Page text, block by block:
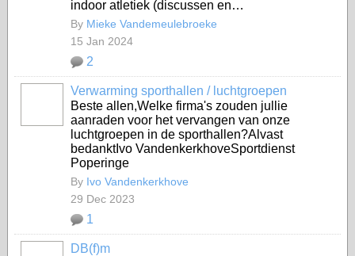
indoor atletiek (discussen en…
By Mieke Vandemeulebroeke
15 Jan 2024
2
Verwarming sporthallen / luchtgroepen
Beste allen,Welke firma's zouden jullie
aanraden voor het vervangen van onze
luchtgroepen in de sporthallen?Alvast
bedanktIvo VandenkerkhoveSportdienst
Poperinge
By Ivo Vandenkerkhove
29 Dec 2023
1
DB(f)m